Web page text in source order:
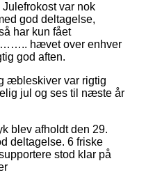
var nok
god deltagelse,
har kun fået
hævet over enhver
god aften.
æbleskiver var rigtig
jul og ses til næste år
blev afholdt den 29.
deltagelse. 6 friske
stod klar på